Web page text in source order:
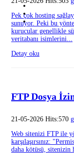
Pek çok hosting
sunuyor. Peki bu
kurucular genellikle
veritabanı isimlerini...
Detay oku
FTP Dosya
21-05-2026 Hits:570
Web sitenizi FTP ile
karşılaşırsınız:
daha kötüsü, sitenizin